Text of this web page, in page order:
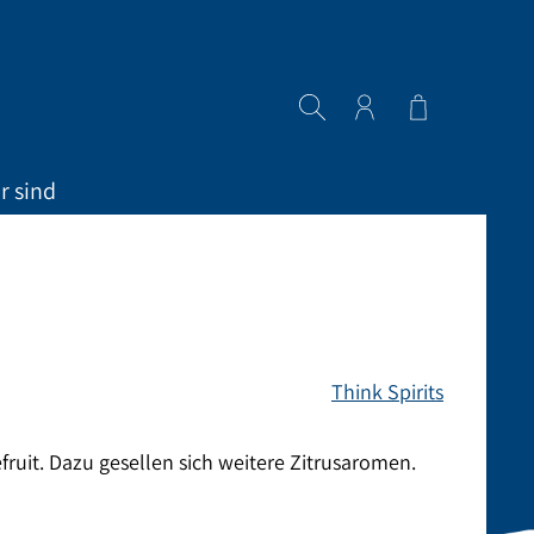
Warenkorb
sind
Think Spirits
Dazu gesellen sich weitere Zitrusaromen.